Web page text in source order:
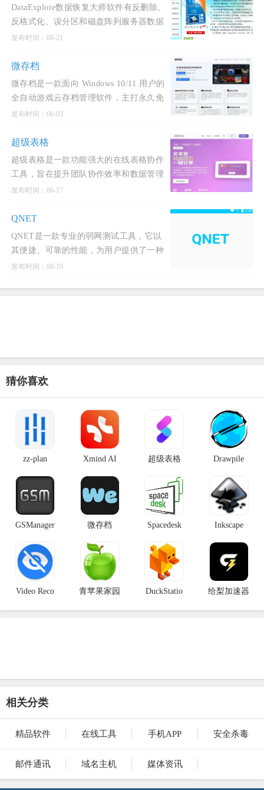
DataExplore数据恢复大师软件有反删除、
反格式化、误分区和磁盘阵列服务器数据
重组的数据恢复功能，对电子表格和电子
发布时间：08-21
微存档
微存档是一款面向 Windows 10/11 用户的
全自动游戏云存档管理软件，主打永久免
费、轻量高效、安全可靠，致力于解决单
发布时间：06-03
超级表格
超级表格是一款功能强大的在线表格协作
工具，旨在提升团队协作效率和数据管理
能力。
发布时间：06-17
QNET
QNET是一款专业的弱网测试工具，它以
其便捷、可靠的性能，为用户提供了一种
功能完善的弱网模拟服务。
发布时间：08-19
猜你喜欢
zz-plan Xmind AI 超级表格 Drawpile
GSManager 微存档 Spacedesk Inkscape
Video Reco 青苹果家园 DuckStatio 给梨加速器
相关分类
精品软件 在线工具 手机APP 安全杀毒
邮件通讯 域名主机 媒体资讯